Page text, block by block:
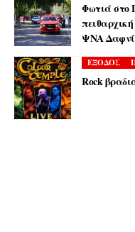
Φωτιά στο
ΨΝΑ
ΕΞΟΔΟΣ
Rock